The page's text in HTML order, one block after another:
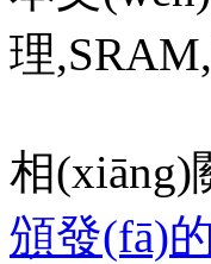
理
相(xiāng)
頒發(fā)